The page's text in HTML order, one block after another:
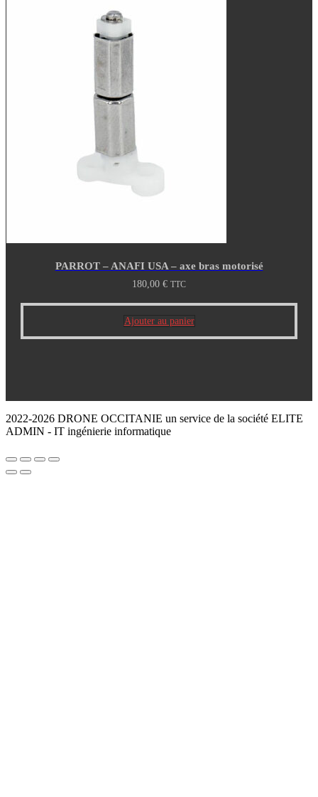
PARROT – ANAFI USA – axe bras motorisé
180,00 € TTC
Ajouter au panier
2022-2026 DRONE OCCITANIE un service de la société ELITE
ADMIN - IT ingénierie informatique